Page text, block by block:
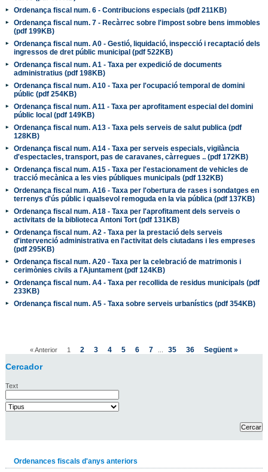
Ordenança fiscal num. 6 - Contribucions especials (pdf 211KB)
Ordenança fiscal num. 7 - Recàrrec sobre l'impost sobre bens immobles
(pdf 199KB)
Ordenança fiscal num. A0 - Gestió, liquidació, inspecció i recaptació dels
ingressos de dret públic municipal (pdf 522KB)
Ordenança fiscal num. A1 - Taxa per expedició de documents
administratius (pdf 198KB)
Ordenança fiscal num. A10 - Taxa per l'ocupació temporal de domini
públic (pdf 254KB)
Ordenança fiscal num. A11 - Taxa per aprofitament especial del domini
públic local (pdf 149KB)
Ordenança fiscal num. A13 - Taxa pels serveis de salut publica (pdf
128KB)
Ordenança fiscal num. A14 - Taxa per serveis especials, vigilància
d'espectacles, transport, pas de caravanes, càrregues .. (pdf 172KB)
Ordenança fiscal num. A15 - Taxa per l'estacionament de vehicles de
tracció mecànica a les vies públiques municipals (pdf 132KB)
Ordenança fiscal num. A16 - Taxa per l'obertura de rases i sondatges en
terrenys d'ús públic i qualsevol remoguda en la via pública (pdf 137KB)
Ordenança fiscal num. A18 - Taxa per l'aprofitament dels serveis o
activitats de la biblioteca Antoni Tort (pdf 131KB)
Ordenança fiscal num. A2 - Taxa per la prestació dels serveis
d'intervenció administrativa en l'activitat dels ciutadans i les empreses
(pdf 295KB)
Ordenança fiscal num. A20 - Taxa per la celebració de matrimonis i
cerimònies civils a l'Ajuntament (pdf 124KB)
Ordenança fiscal num. A4 - Taxa per recollida de residus municipals (pdf
233KB)
Ordenança fiscal num. A5 - Taxa sobre serveis urbanístics (pdf 354KB)
« Anterior 1 2 3 4 5 6 7 35 36 Següent »
Cercador
Text
Ordenances fiscals d'anys anteriors